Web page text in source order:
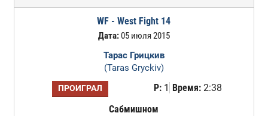
WF - West Fight 14
Дата:05 июля 2015
Тарас Грицкив
(Taras Gryckiv)
ПРОИГРАЛ Р:1 Время:2:38
Сабмишном